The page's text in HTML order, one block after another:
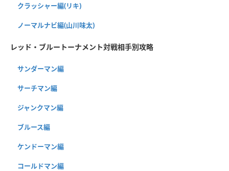
クラッシャー編(リキ)
ノーマルナビ編(山川味太)
レッド・ブルートーナメント対戦相手別攻略
サンダーマン編
サーチマン編
ジャンクマン編
ブルース編
ケンドーマン編
コールドマン編